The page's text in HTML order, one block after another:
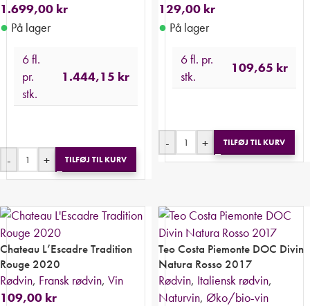
1.699,00 kr
● På lager
6 fl.
pr.
stk.
1.444,15 kr
- + TILFØJ TIL KURV
129,00 kr
● På lager
6 fl. pr.
stk.
109,65 kr
- + TILFØJ TIL KURV
Chateau L’Escadre Tradition
Rouge 2020
Rødvin, Fransk rødvin, Vin
109,00 kr
Teo Costa Piemonte DOC Divin
Natura Rosso 2017
Rødvin, Italiensk rødvin,
Naturvin, Øko/bio-vin